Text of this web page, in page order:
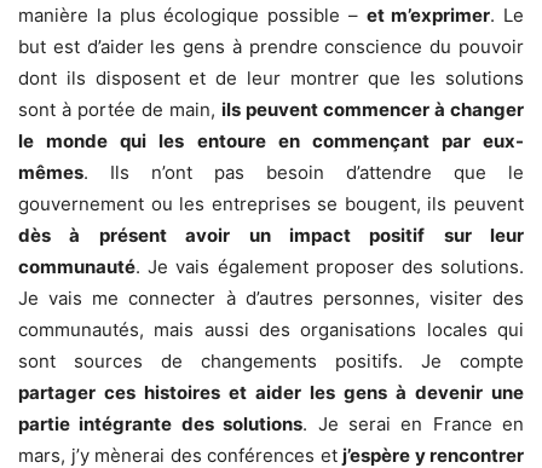
manière la plus écologique possible – et m’exprimer. Le
but est d’aider les gens à prendre conscience du pouvoir
dont ils disposent et de leur montrer que les solutions
sont à portée de main, ils peuvent commencer à changer
le monde qui les entoure en commençant par eux-
mêmes. Ils n’ont pas besoin d’attendre que le
gouvernement ou les entreprises se bougent, ils peuvent
dès à présent avoir un impact positif sur leur
communauté. Je vais également proposer des solutions.
Je vais me connecter à d’autres personnes, visiter des
communautés, mais aussi des organisations locales qui
sont sources de changements positifs. Je compte
partager ces histoires et aider les gens à devenir une
partie intégrante des solutions. Je serai en France en
mars, j’y mènerai des conférences et j’espère y rencontrer